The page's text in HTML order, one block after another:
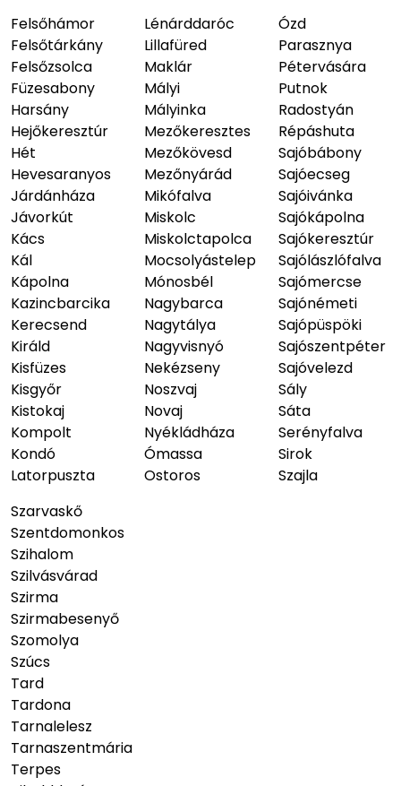
Felsőhámor
Felsőtárkány
Felsőzsolca
Füzesabony
Harsány
Hejőkeresztúr
Hét
Hevesaranyos
Járdánháza
Jávorkút
Kács
Kál
Kápolna
Kazincbarcika
Kerecsend
Királd
Kisfüzes
Kisgyőr
Kistokaj
Kompolt
Kondó
Latorpuszta
Lénárddaróc
Lillafüred
Maklár
Mályi
Mályinka
Mezőkeresztes
Mezőkövesd
Mezőnyárád
Mikófalva
Miskolc
Miskolctapolca
Mocsolyástelep
Mónosbél
Nagybarca
Nagytálya
Nagyvisnyó
Nekézseny
Noszvaj
Novaj
Nyékládháza
Ómassa
Ostoros
Ózd
Parasznya
Pétervására
Putnok
Radostyán
Répáshuta
Sajóbábony
Sajóecseg
Sajóivánka
Sajókápolna
Sajókeresztúr
Sajólászlófalva
Sajómercse
Sajónémeti
Sajópüspöki
Sajószentpéter
Sajóvelezd
Sály
Sáta
Serényfalva
Sirok
Szajla
Szarvaskő
Szentdomonkos
Szihalom
Szilvásvárad
Szirma
Szirmabesenyő
Szomolya
Szúcs
Tard
Tardona
Tarnalelesz
Tarnaszentmária
Terpes